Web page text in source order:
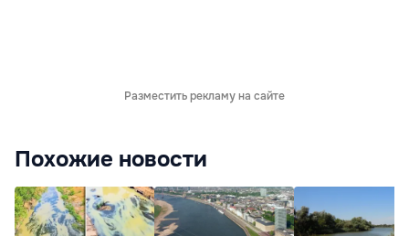
Разместить рекламу на сайте
Похожие новости